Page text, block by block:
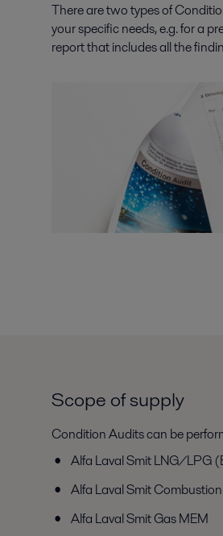
There are two types of
your specific needs, e.g. for a
report that includes all the
Scope of supply
Condition Audits can be
Alfa Laval Smit LNG/LPG
Alfa Laval Smit
Alfa Laval Smit Gas MEM